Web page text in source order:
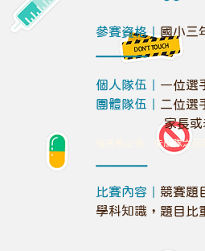
參賽資格｜ 國小三
​＿＿＿＿
個人隊伍｜ 一位選
團體隊伍｜
二位選
家長或
報名截止後，未成隊之
比賽內容｜ 競賽題
學科知識，題目比